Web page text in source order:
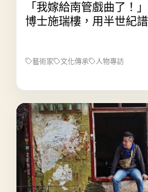
「我嫁給南管戲曲了！
博士施瑞樓，用半世紀
藝術家 文化傳承 人物專訪